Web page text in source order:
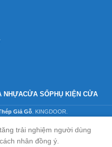
cửa như cửa thông phòng,
công nghiệp và dân dụng
tư vấn và báo giácửa gỗ
NHỰACỬA SỔPHỤ KIỆN CỬA
Giả Gỗ . KINGDOOR.
trải nghiệm người dùng
nhân đồng ý.